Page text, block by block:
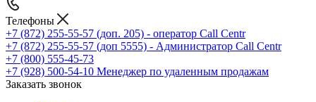
Телефоны
+7 (872) 255-55-57 (доп. 205) - оператор Call Centr
+7 (872) 255-55-57 (доп 5555) - Администратор Call Centr
+7 (800) 555-45-73
+7 (928) 500-54-10 Менеджер по удаленным продажам
Заказать звонок